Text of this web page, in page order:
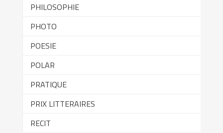
PHILOSOPHIE
PHOTO
POESIE
POLAR
PRATIQUE
PRIX LITTERAIRES
RECIT